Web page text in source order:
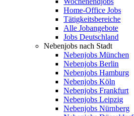
Home-Office Jobs
Tätigkeitsbereiche
Alle Jobangebote
Jobs Deutschland
Nebenjobs nach Stadt
Nebenjobs München
Nebenjobs Berlin
Nebenjobs Hamburg
Nebenjobs Köln
Nebenjobs Frankfurt
Nebenjobs Leipzig
Nebenjobs Nürnberg